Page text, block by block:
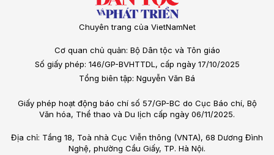
Chuyên trang của VietNamNet
Cơ quan chủ quản: Bộ Dân tộc và Tôn giáo
Số giấy phép: 146/GP-BVHTTDL, cấp ngày 17/10/2025
Tổng biên tập: Nguyễn Văn Bá
Giấy phép hoạt động báo chí số 57/GP-BC do Cục Báo chí, Bộ
Văn hóa, Thể thao và Du lịch cấp ngày 06/11/2025.
Địa chỉ: Tầng 18, Toà nhà Cục Viễn thông (VNTA), 68 Dương Đình
Nghệ, phường Cầu Giấy, TP. Hà Nội.